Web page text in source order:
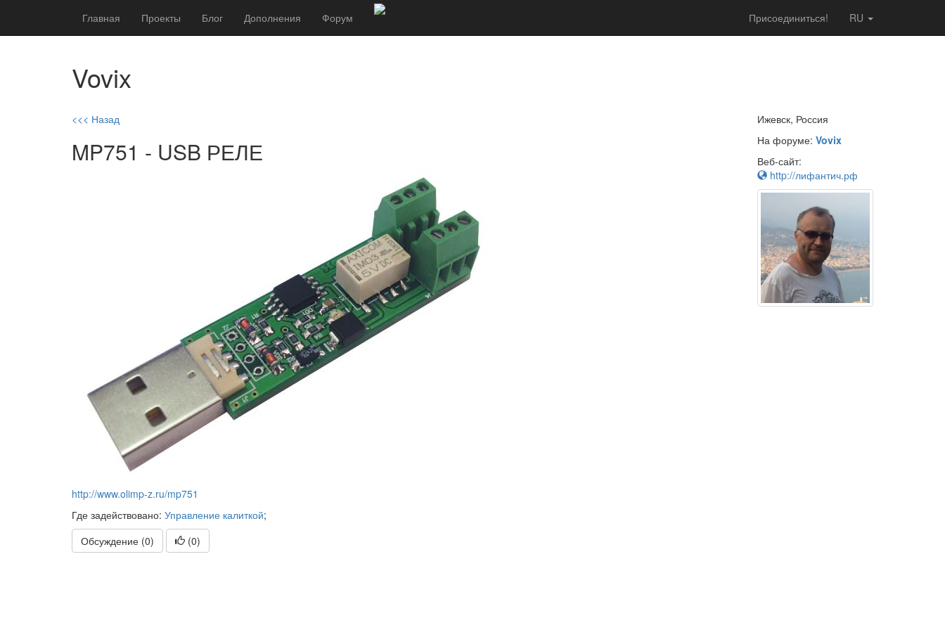
Главная Проекты Блог Дополнения Форум RU
Присоединиться!
Vovix
<<< Назад
MP751 - USB РЕЛЕ
http://www.olimp-z.ru/mp751
Где задействовано: Управление калиткой;
Обсуждение (0)
(0)
Ижевск, Россия
На форуме: Vovix
Веб-сайт:
http://лифантич.рф